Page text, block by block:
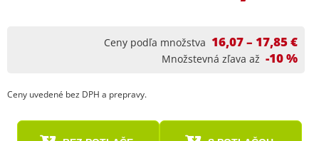
Ceny podľa množstva 16,07 – 17,85 €
Množstevná zľava až -10 %
Ceny uvedené bez DPH a prepravy.